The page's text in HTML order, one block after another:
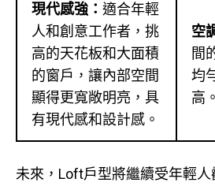
現代感強： 適合年輕
人和創意工作者，挑
高的天花板和大面積
的窗戶，讓內部空間
顯得更寬敞明亮，具
有現代感和設計感。
空
間
均
高。
未來，Loft戶型將繼續受年輕